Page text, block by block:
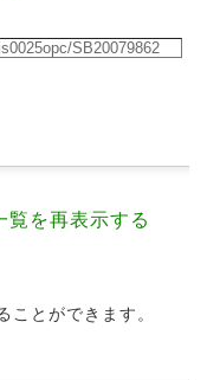
覧を再表示する
ことができます。